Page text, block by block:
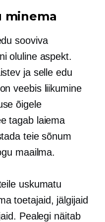
minema
sooviva
oluline aspekt.
ja selle edu
veebis liikumine
õigele
tagab laiema
teie sõnum
maailma.
uskumatu
toetajaid, jälgijaid
Pealegi näitab